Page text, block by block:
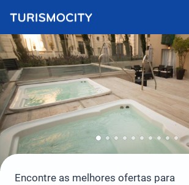
Encontre as melhores ofertas para